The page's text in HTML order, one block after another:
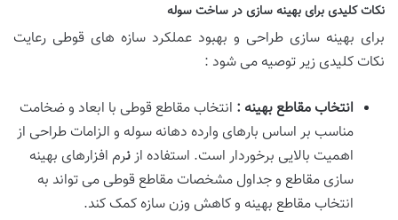
نکات کلیدی برای بهینه سازی در ساخت سوله
برای بهینه سازی طراحی و بهبود عملکرد سازه های قوطی رعایت
نکات کلیدی زیر توصیه می شود :
انتخاب مقاطع بهینه : انتخاب مقاطع قوطی با ابعاد و ضخامت
مناسب بر اساس بارهای وارده دهانه سوله و الزامات طراحی از
اهمیت بالایی برخوردار است. استفاده ازنرم افزارهای بهینه
سازی مقاطع و جداول مشخصات مقاطع قوطی می تواند به
انتخاب مقاطع بهینه و کاهش وزن سازه کمک کند.